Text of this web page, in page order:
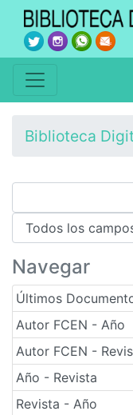
Biblioteca
Navegar
Últimos
Autor FCEN - Año
Autor FCEN -
Año - Revista
Revista - Año